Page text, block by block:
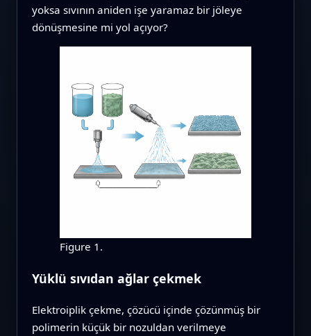
yoksa sıvının aniden işe yaramaz bir jöleye
dönüşmesine mi yol açıyor?
Figure 1.
Yüklü sıvıdan ağlar çekmek
Elektroiplik çekme, çözücü içinde çözünmüş bir
polimerin küçük bir nozuldan verilmeye